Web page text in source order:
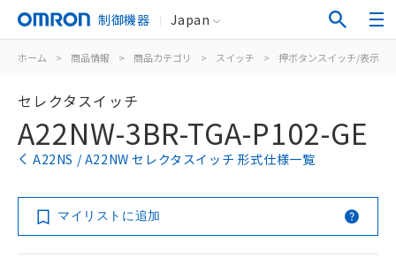
制御機器 Japan
ホーム > 商品情報 > 商品カテゴリ > スイッチ > 押ボタンスイッチ/表示灯
セレクタスイッチ
A22NW-3BR-TGA-P102-GE
A22NS / A22NW セレクタスイッチ 形式仕様一覧
マイリストに追加